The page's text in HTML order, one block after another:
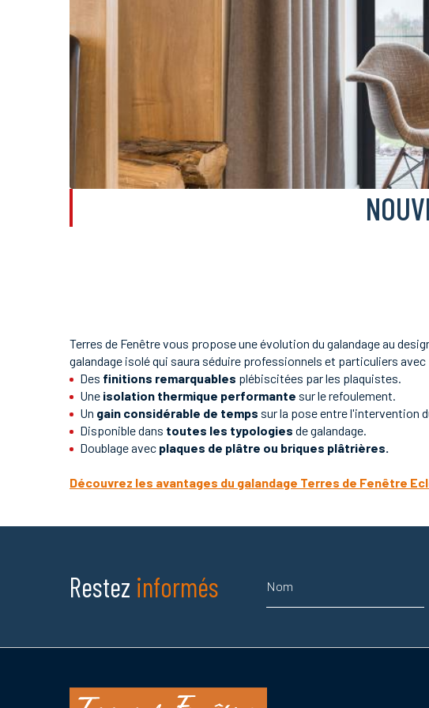
Terres de Fenêtre vous propose une évolution du galandage au
galandage isolé qui saura séduire professionnels et particuliers avec
Des finitions remarquables plébiscitées par les plaquistes.
Une isolation thermique performante sur le refoulement.
Un gain considérable de temps sur la pose entre l'intervention
Disponible dans toutes les typologies de galandage.
Doublage avec plaques de plâtre ou briques plâtrières.
Découvrez les avantages du galandage Terres de Fenêtre
Restez informés